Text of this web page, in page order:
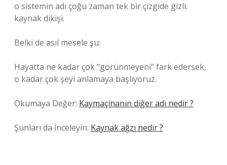
o sistemin adı çoğu zaman tek bir çizgide gizli:
kaynak dikişi.
Belki de asıl mesele şu:
Hayatta ne kadar çok “görünmeyeni” fark edersek,
o kadar çok şeyi anlamaya başlıyoruz.
Okumaya Değer: Kaymaçinanın diğer adı nedir ?
Şunları da İnceleyin: Kaynak ağzı nedir ?